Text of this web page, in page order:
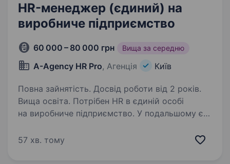
HR-менеджер (єдиний) на
виробниче підприємство
60 000 – 80 000 грн Вища за середню
A-Agency HR Pro, Агенція Київ
Повна зайнятість. Досвід роботи від 2 років.
Вища освіта. Потрібен HR в єдиній особі
на виробниче підприємство. У подальшому є
критичність. Є спеціаліст, який веде війський
57 хв. тому